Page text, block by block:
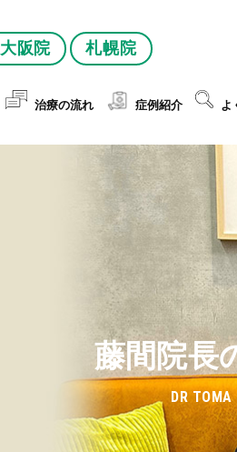
大阪院 札幌院
治療の流れ 症例紹介 よ
藤間院長
DR TOMA